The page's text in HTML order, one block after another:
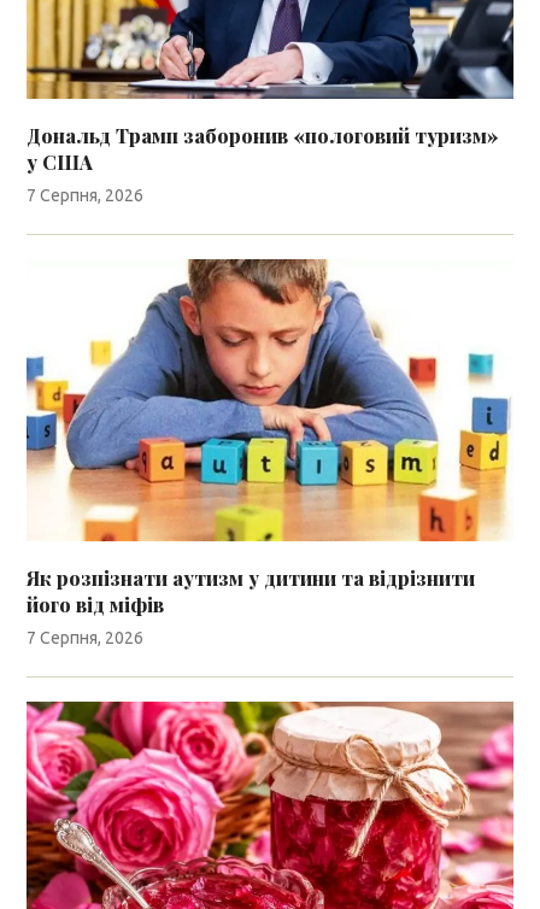
Дональд Трамп заборонив «пологовий туризм»
у США
7 Серпня, 2026
Як розпізнати аутизм у дитини та відрізнити
його від міфів
7 Серпня, 2026